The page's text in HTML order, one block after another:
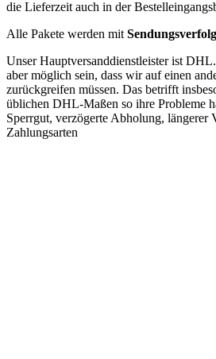
die Lieferzeit auch in der
Alle Pakete werden mit
Unser Hauptversanddienstleister ist
aber möglich sein, dass wir auf einen
zurückgreifen müssen. Das betrifft
üblichen DHL-Maßen so ihre Probleme
Sperrgut, verzögerte Abholung, längerer
Zahlungsarten